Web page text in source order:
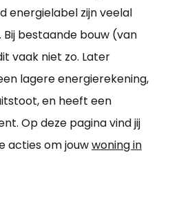
energielabel zijn veelal
bestaande bouw (van
vaak niet zo. Later
lagere energierekening,
en heeft een
Op deze pagina vind jij
acties om jouwwoning in